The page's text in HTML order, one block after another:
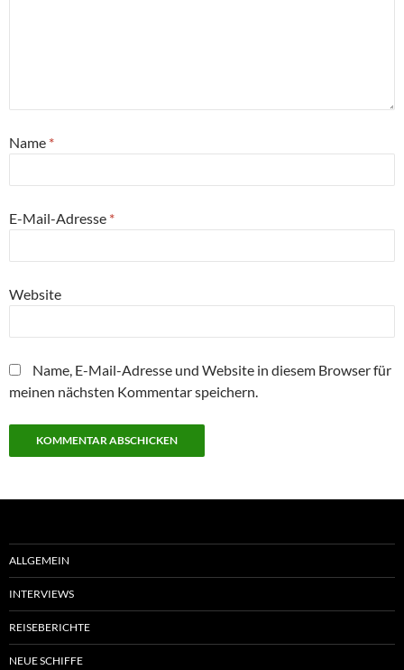
Name *
E-Mail-Adresse *
Website
Name, E-Mail-Adresse und Website in diesem Browser für
meinen nächsten Kommentar speichern.
ALLGEMEIN
INTERVIEWS
REISEBERICHTE
NEUE SCHIFFE